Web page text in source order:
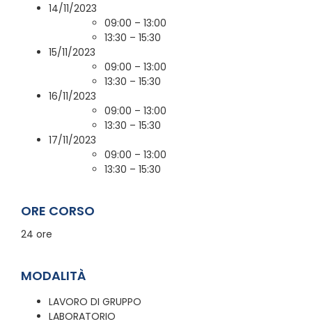
14/11/2023
09:00 – 13:00
13:30 – 15:30
15/11/2023
09:00 – 13:00
13:30 – 15:30
16/11/2023
09:00 – 13:00
13:30 – 15:30
17/11/2023
09:00 – 13:00
13:30 – 15:30
ORE CORSO
24 ore
MODALITÀ
LAVORO DI GRUPPO
LABORATORIO